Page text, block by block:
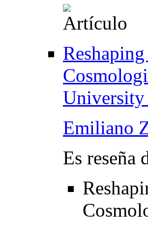
University
Emiliano
Es reseña